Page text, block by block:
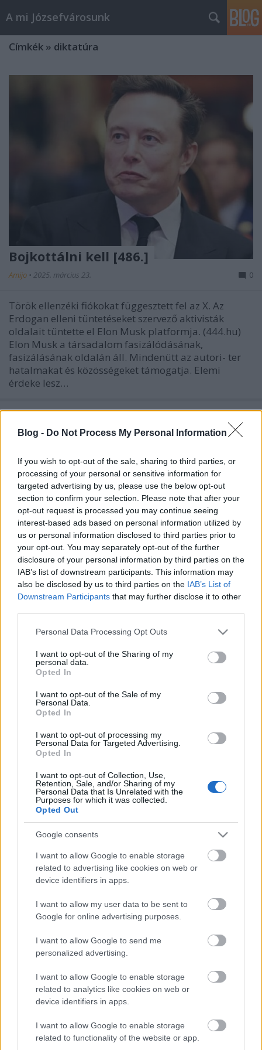
Blog - Do Not Process My Personal Information
If you wish to opt-out of the sale, sharing to third parties, or
processing of your personal or sensitive information for
targeted advertising by us, please use the below opt-out
section to confirm your selection. Please note that after your
opt-out request is processed you may continue seeing
interest-based ads based on personal information utilized by
us or personal information disclosed to third parties prior to
your opt-out. You may separately opt-out of the further
disclosure of your personal information by third parties on the
IAB’s list of downstream participants. This information may
also be disclosed by us to third parties on the IAB’s List of
Downstream Participants that may further disclose it to other
Please note that this website/app uses one or more Google
not limited to your visit or usage behaviour. You may click to
grant or deny consent to Google and its third-party tags to
use your data for below specified purposes in below Google
consent section.
Personal Data Processing Opt Outs
I want to opt-out of the Sharing of my
personal data.
Opted In
I want to opt-out of the Sale of my
Personal Data.
Opted In
I want to opt-out of processing my
Personal Data for Targeted Advertising.
Opted In
I want to opt-out of Collection, Use,
Retention, Sale, and/or Sharing of my
Personal Data that Is Unrelated with the
Purposes for which it was collected.
Opted Out
Google consents
I want to allow Google to enable storage
related to advertising like cookies on web or
device identifiers in apps.
I want to allow my user data to be sent to
Google for online advertising purposes.
I want to allow Google to send me
personalized advertising.
I want to allow Google to enable storage
related to analytics like cookies on web or
device identifiers in apps.
I want to allow Google to enable storage
related to functionality of the website or app.
A mi Józsefvárosunk
Címkék » diktatúra
Bojkottálni kell [486.]
Amijo • 2025. március 23. 0
Török ellenzéki fiókokat függesztett fel az X. Az
Erdogan elleni tüntetéseket szervező aktivisták
oldalait tüntette el Elon Musk platformja. (444.hu)
Elon Musk a társadalom fasizálódásának,
fasizálásának oldalán áll. Mindenütt az autori- ter
hatalmakat és közösségeket támogatja. Elemi
érdeke lesz…
Nagyvonalú gesztus [443.]
Moszkva 447 kecskét küld Észak-Koreának.
(Világgazdaság) Oroszország 447 kecskét küld
gazdaságáról elhíresült diktatúrának az éhezés
elleni küzdelemben. A dél-koreai hírügynökség
szerint a 423 nőstény és 15 bak a két ország mélyülő,
Putyin koreai…
Élet egy teokratikus diktatúrában
[265.]
2022. szeptember 03.
Három évet is kaphat az a török énekesnő, aki olyan
iskolával viccelődött, ahová Erdoğan is járt. (Telex)
Egy török énekesnőt azért ültethetnek le, AKÁR 3